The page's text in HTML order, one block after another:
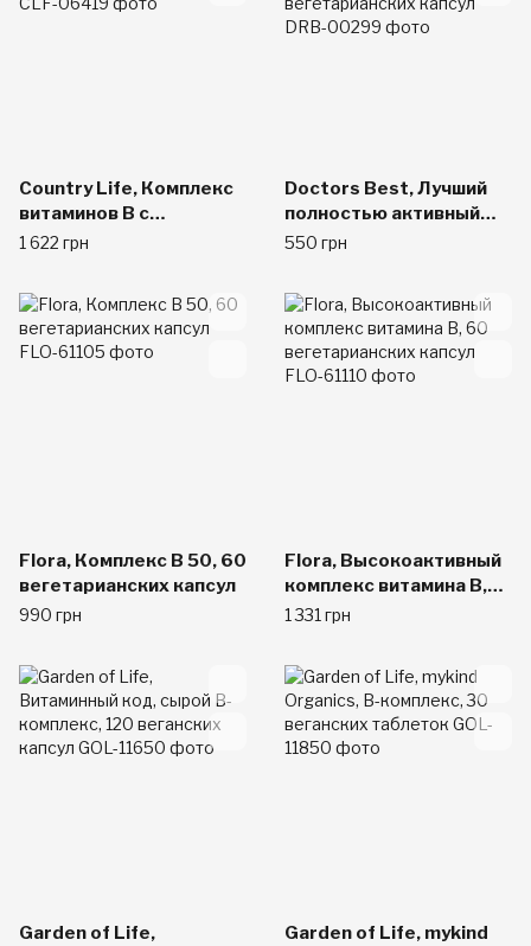
Country Life, Комплекс
витаминов В с
коэнзимом, 120
1 622 грн
Doctors Best, Лучший
полностью активный
комплекс витамина B,
капсул
550 грн
Flora, Комплекс B 50, 60
вегетарианских капсул
990 грн
Flora, Высокоактивный
комплекс витамина B,
60 вегетарианских
1 331 грн
Garden of Life,
Garden of Life, mykind